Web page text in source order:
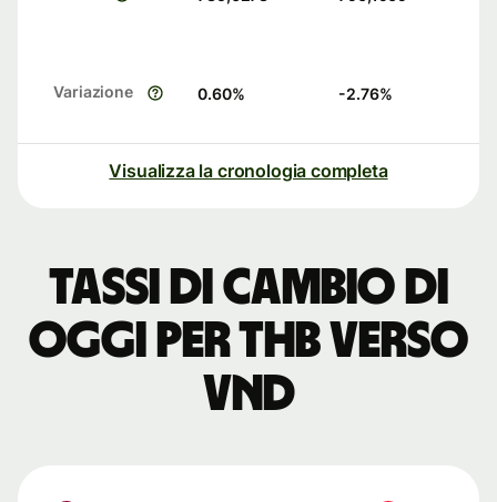
Variazione 0.60% -2.76%
Visualizza la cronologia completa
Tassi di cambio di
oggi per THB verso
VND